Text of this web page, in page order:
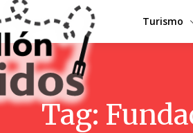
Turismo
Tag: